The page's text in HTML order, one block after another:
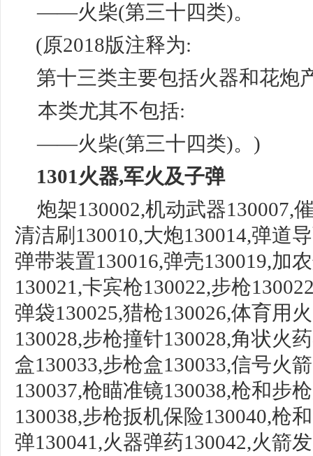
——火柴(第三十四类)。
(原2018版注释为:
第十三类主要包括火器和花炮
本类尤其不包括:
——火柴(第三十四类)。)
1301火器,军火及子弹
炮架130002,机动武器130007,
清洁刷130010,大炮130014,弹道
弹带装置130016,弹壳130019,加
130021,卡宾枪130022,步枪
弹袋130025,猎枪130026,体育用
130028,步枪撞针130028,角状火
盒130033,步枪盒130033,信号火
130037,枪瞄准镜130038,枪和步
130038,步枪扳机保险130040,枪
弹130041,火器弹药130042,火箭